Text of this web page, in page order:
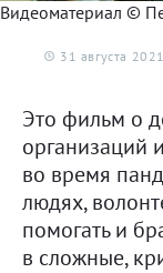
Про культуру
Про природу
Видеоматериал ©
31 августа 2021
Это фильм о
организаций
во время
людях,
помогать и
в сложные,